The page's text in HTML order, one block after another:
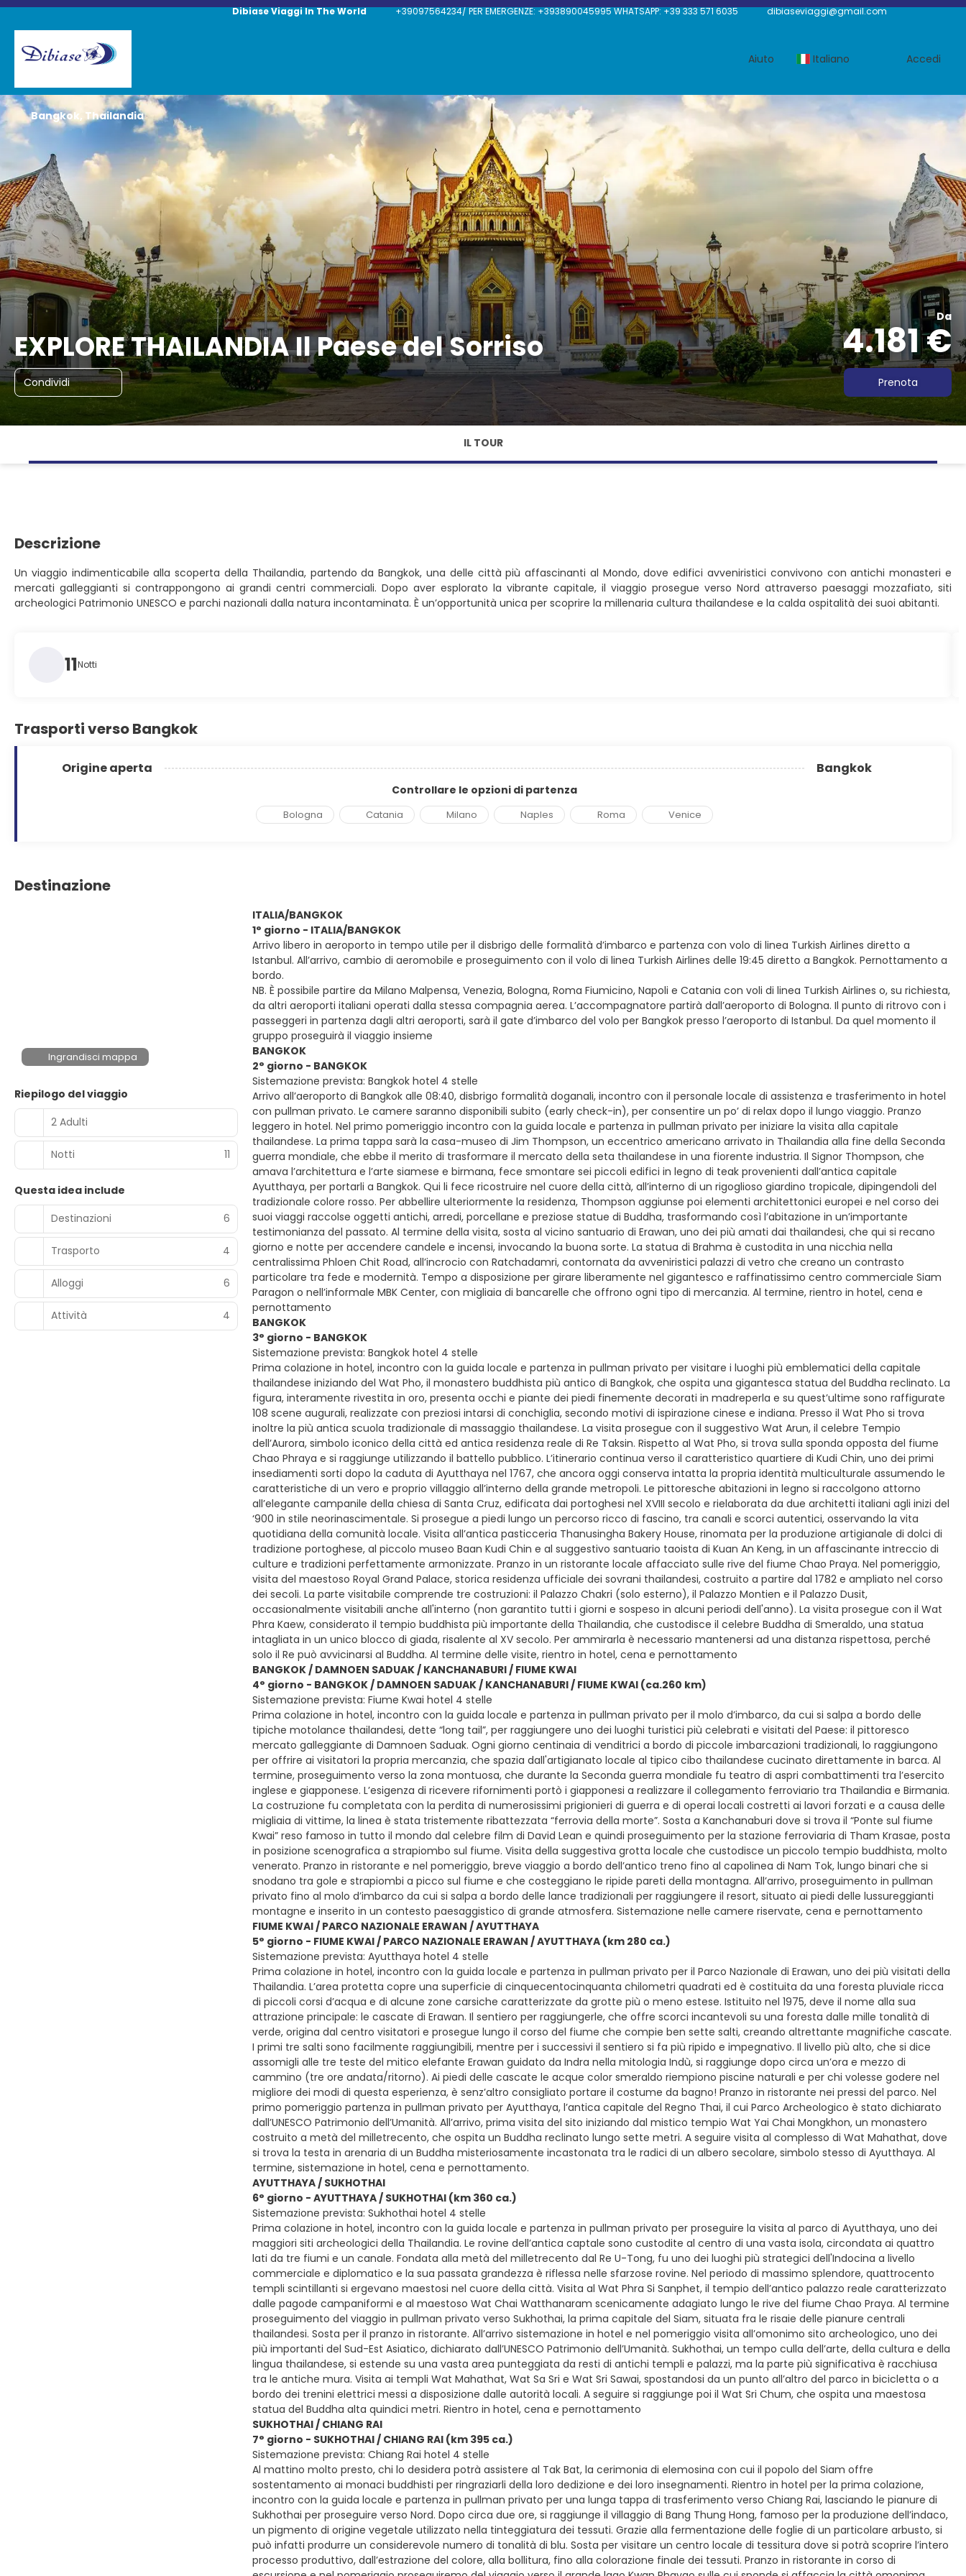
Dibiase Viaggi In The World +39097564234/ PER EMERGENZE: +393890045995 WHATSAPP: +39 333 571 6035 dibiaseviaggi@gmail.com
Aiuto Italiano Accedi
EXPLORE THAILANDIA Il Paese del Sorriso
Da
4.181 €
Condividi Prenota
Bangkok, Thailandia
IL TOUR
Descrizione
Un viaggio indimenticabile alla scoperta della Thailandia, partendo da Bangkok, una delle città più affascinanti al Mondo, dove edifici avveniristici convivono con antichi monasteri e
mercati galleggianti si contrappongono ai grandi centri commerciali. Dopo aver esplorato la vibrante capitale, il viaggio prosegue verso Nord attraverso paesaggi mozzafiato, siti
archeologici Patrimonio UNESCO e parchi nazionali dalla natura incontaminata. È un’opportunità unica per scoprire la millenaria cultura thailandese e la calda ospitalità dei suoi abitanti.
11Notti
Trasporti verso Bangkok
Origine aperta Bangkok
Controllare le opzioni di partenza
Bologna Catania Milano Naples Roma Venice
Destinazione
Ingrandisci mappa
Riepilogo del viaggio
2 Adulti
Notti 11
Questa idea include
Destinazioni
6
Trasporto 4
Alloggi 6
Attività 4
ITALIA/BANGKOK
1° giorno - ITALIA/BANGKOK
Arrivo libero in aeroporto in tempo utile per il disbrigo delle formalità d’imbarco e partenza con volo di linea Turkish Airlines diretto a
Istanbul. All’arrivo, cambio di aeromobile e proseguimento con il volo di linea Turkish Airlines delle 19:45 diretto a Bangkok. Pernottamento a
bordo.
NB. È possibile partire da Milano Malpensa, Venezia, Bologna, Roma Fiumicino, Napoli e Catania con voli di linea Turkish Airlines o, su richiesta,
da altri aeroporti italiani operati dalla stessa compagnia aerea. L’accompagnatore partirà dall’aeroporto di Bologna. Il punto di ritrovo con i
passeggeri in partenza dagli altri aeroporti, sarà il gate d’imbarco del volo per Bangkok presso l’aeroporto di Istanbul. Da quel momento il
gruppo proseguirà il viaggio insieme
BANGKOK
2° giorno - BANGKOK
Sistemazione prevista: Bangkok hotel 4 stelle
Arrivo all’aeroporto di Bangkok alle 08:40, disbrigo formalità doganali, incontro con il personale locale di assistenza e trasferimento in hotel
con pullman privato. Le camere saranno disponibili subito (early check-in), per consentire un po’ di relax dopo il lungo viaggio. Pranzo
leggero in hotel. Nel primo pomeriggio incontro con la guida locale e partenza in pullman privato per iniziare la visita alla capitale
thailandese. La prima tappa sarà la casa-museo di Jim Thompson, un eccentrico americano arrivato in Thailandia alla fine della Seconda
guerra mondiale, che ebbe il merito di trasformare il mercato della seta thailandese in una fiorente industria. Il Signor Thompson, che
amava l’architettura e l’arte siamese e birmana, fece smontare sei piccoli edifici in legno di teak provenienti dall’antica capitale
Ayutthaya, per portarli a Bangkok. Qui li fece ricostruire nel cuore della città, all’interno di un rigoglioso giardino tropicale, dipingendoli del
tradizionale colore rosso. Per abbellire ulteriormente la residenza, Thompson aggiunse poi elementi architettonici europei e nel corso dei
suoi viaggi raccolse oggetti antichi, arredi, porcellane e preziose statue di Buddha, trasformando così l’abitazione in un’importante
testimonianza del passato. Al termine della visita, sosta al vicino santuario di Erawan, uno dei più amati dai thailandesi, che qui si recano
giorno e notte per accendere candele e incensi, invocando la buona sorte. La statua di Brahma è custodita in una nicchia nella
centralissima Phloen Chit Road, all’incrocio con Ratchadamri, contornata da avveniristici palazzi di vetro che creano un contrasto
particolare tra fede e modernità. Tempo a disposizione per girare liberamente nel gigantesco e raffinatissimo centro commerciale Siam
Paragon o nell’informale MBK Center, con migliaia di bancarelle che offrono ogni tipo di mercanzia. Al termine, rientro in hotel, cena e
pernottamento
BANGKOK
3° giorno - BANGKOK
Sistemazione prevista: Bangkok hotel 4 stelle
Prima colazione in hotel, incontro con la guida locale e partenza in pullman privato per visitare i luoghi più emblematici della capitale
thailandese iniziando del Wat Pho, il monastero buddhista più antico di Bangkok, che ospita una gigantesca statua del Buddha reclinato. La
figura, interamente rivestita in oro, presenta occhi e piante dei piedi finemente decorati in madreperla e su quest’ultime sono raffigurate
108 scene augurali, realizzate con preziosi intarsi di conchiglia, secondo motivi di ispirazione cinese e indiana. Presso il Wat Pho si trova
inoltre la più antica scuola tradizionale di massaggio thailandese. La visita prosegue con il suggestivo Wat Arun, il celebre Tempio
dell’Aurora, simbolo iconico della città ed antica residenza reale di Re Taksin. Rispetto al Wat Pho, si trova sulla sponda opposta del fiume
Chao Phraya e si raggiunge utilizzando il battello pubblico. L’itinerario continua verso il caratteristico quartiere di Kudi Chin, uno dei primi
insediamenti sorti dopo la caduta di Ayutthaya nel 1767, che ancora oggi conserva intatta la propria identità multiculturale assumendo le
caratteristiche di un vero e proprio villaggio all’interno della grande metropoli. Le pittoresche abitazioni in legno si raccolgono attorno
all’elegante campanile della chiesa di Santa Cruz, edificata dai portoghesi nel XVIII secolo e rielaborata da due architetti italiani agli inizi del
‘900 in stile neorinascimentale. Si prosegue a piedi lungo un percorso ricco di fascino, tra canali e scorci autentici, osservando la vita
quotidiana della comunità locale. Visita all’antica pasticceria Thanusingha Bakery House, rinomata per la produzione artigianale di dolci di
tradizione portoghese, al piccolo museo Baan Kudi Chin e al suggestivo santuario taoista di Kuan An Keng, in un affascinante intreccio di
culture e tradizioni perfettamente armonizzate. Pranzo in un ristorante locale affacciato sulle rive del fiume Chao Praya. Nel pomeriggio,
visita del maestoso Royal Grand Palace, storica residenza ufficiale dei sovrani thailandesi, costruito a partire dal 1782 e ampliato nel corso
dei secoli. La parte visitabile comprende tre costruzioni: il Palazzo Chakri (solo esterno), il Palazzo Montien e il Palazzo Dusit,
occasionalmente visitabili anche all'interno (non garantito tutti i giorni e sospeso in alcuni periodi dell'anno). La visita prosegue con il Wat
Phra Kaew, considerato il tempio buddhista più importante della Thailandia, che custodisce il celebre Buddha di Smeraldo, una statua
intagliata in un unico blocco di giada, risalente al XV secolo. Per ammirarla è necessario mantenersi ad una distanza rispettosa, perché
solo il Re può avvicinarsi al Buddha. Al termine delle visite, rientro in hotel, cena e pernottamento
BANGKOK / DAMNOEN SADUAK / KANCHANABURI / FIUME KWAI
4° giorno - BANGKOK / DAMNOEN SADUAK / KANCHANABURI / FIUME KWAI (ca.260 km)
Sistemazione prevista: Fiume Kwai hotel 4 stelle
Prima colazione in hotel, incontro con la guida locale e partenza in pullman privato per il molo d’imbarco, da cui si salpa a bordo delle
tipiche motolance thailandesi, dette “long tail”, per raggiungere uno dei luoghi turistici più celebrati e visitati del Paese: il pittoresco
mercato galleggiante di Damnoen Saduak. Ogni giorno centinaia di venditrici a bordo di piccole imbarcazioni tradizionali, lo raggiungono
per offrire ai visitatori la propria mercanzia, che spazia dall'artigianato locale al tipico cibo thailandese cucinato direttamente in barca. Al
termine, proseguimento verso la zona montuosa, che durante la Seconda guerra mondiale fu teatro di aspri combattimenti tra l’esercito
inglese e giapponese. L’esigenza di ricevere rifornimenti portò i giapponesi a realizzare il collegamento ferroviario tra Thailandia e Birmania.
La costruzione fu completata con la perdita di numerosissimi prigionieri di guerra e di operai locali costretti ai lavori forzati e a causa delle
migliaia di vittime, la linea è stata tristemente ribattezzata “ferrovia della morte”. Sosta a Kanchanaburi dove si trova il “Ponte sul fiume
Kwai” reso famoso in tutto il mondo dal celebre film di David Lean e quindi proseguimento per la stazione ferroviaria di Tham Krasae, posta
in posizione scenografica a strapiombo sul fiume. Visita della suggestiva grotta locale che custodisce un piccolo tempio buddhista, molto
venerato. Pranzo in ristorante e nel pomeriggio, breve viaggio a bordo dell’antico treno fino al capolinea di Nam Tok, lungo binari che si
snodano tra gole e strapiombi a picco sul fiume e che costeggiano le ripide pareti della montagna. All’arrivo, proseguimento in pullman
privato fino al molo d’imbarco da cui si salpa a bordo delle lance tradizionali per raggiungere il resort, situato ai piedi delle lussureggianti
montagne e inserito in un contesto paesaggistico di grande atmosfera. Sistemazione nelle camere riservate, cena e pernottamento
FIUME KWAI / PARCO NAZIONALE ERAWAN / AYUTTHAYA
5° giorno - FIUME KWAI / PARCO NAZIONALE ERAWAN / AYUTTHAYA (km 280 ca.)
Sistemazione prevista: Ayutthaya hotel 4 stelle
Prima colazione in hotel, incontro con la guida locale e partenza in pullman privato per il Parco Nazionale di Erawan, uno dei più visitati della
Thailandia. L’area protetta copre una superficie di cinquecentocinquanta chilometri quadrati ed è costituita da una foresta pluviale ricca
di piccoli corsi d’acqua e di alcune zone carsiche caratterizzate da grotte più o meno estese. Istituito nel 1975, deve il nome alla sua
attrazione principale: le cascate di Erawan. Il sentiero per raggiungerle, che offre scorci incantevoli su una foresta dalle mille tonalità di
verde, origina dal centro visitatori e prosegue lungo il corso del fiume che compie ben sette salti, creando altrettante magnifiche cascate.
I primi tre salti sono facilmente raggiungibili, mentre per i successivi il sentiero si fa più ripido e impegnativo. Il livello più alto, che si dice
assomigli alle tre teste del mitico elefante Erawan guidato da Indra nella mitologia Indù, si raggiunge dopo circa un’ora e mezzo di
cammino (tre ore andata/ritorno). Ai piedi delle cascate le acque color smeraldo riempiono piscine naturali e per chi volesse godere nel
migliore dei modi di questa esperienza, è senz’altro consigliato portare il costume da bagno! Pranzo in ristorante nei pressi del parco. Nel
primo pomeriggio partenza in pullman privato per Ayutthaya, l’antica capitale del Regno Thai, il cui Parco Archeologico è stato dichiarato
dall’UNESCO Patrimonio dell’Umanità. All’arrivo, prima visita del sito iniziando dal mistico tempio Wat Yai Chai Mongkhon, un monastero
costruito a metà del milletrecento, che ospita un Buddha reclinato lungo sette metri. A seguire visita al complesso di Wat Mahathat, dove
si trova la testa in arenaria di un Buddha misteriosamente incastonata tra le radici di un albero secolare, simbolo stesso di Ayutthaya. Al
termine, sistemazione in hotel, cena e pernottamento.
AYUTTHAYA / SUKHOTHAI
6° giorno - AYUTTHAYA / SUKHOTHAI (km 360 ca.)
Sistemazione prevista: Sukhothai hotel 4 stelle
Prima colazione in hotel, incontro con la guida locale e partenza in pullman privato per proseguire la visita al parco di Ayutthaya, uno dei
maggiori siti archeologici della Thailandia. Le rovine dell’antica captale sono custodite al centro di una vasta isola, circondata ai quattro
lati da tre fiumi e un canale. Fondata alla metà del milletrecento dal Re U-Tong, fu uno dei luoghi più strategici dell'Indocina a livello
commerciale e diplomatico e la sua passata grandezza è riflessa nelle sfarzose rovine. Nel periodo di massimo splendore, quattrocento
templi scintillanti si ergevano maestosi nel cuore della città. Visita al Wat Phra Si Sanphet, il tempio dell’antico palazzo reale caratterizzato
dalle pagode campaniformi e al maestoso Wat Chai Watthanaram scenicamente adagiato lungo le rive del fiume Chao Praya. Al termine
proseguimento del viaggio in pullman privato verso Sukhothai, la prima capitale del Siam, situata fra le risaie delle pianure centrali
thailandesi. Sosta per il pranzo in ristorante. All’arrivo sistemazione in hotel e nel pomeriggio visita all’omonimo sito archeologico, uno dei
più importanti del Sud-Est Asiatico, dichiarato dall’UNESCO Patrimonio dell’Umanità. Sukhothai, un tempo culla dell’arte, della cultura e della
lingua thailandese, si estende su una vasta area punteggiata da resti di antichi templi e palazzi, ma la parte più significativa è racchiusa
tra le antiche mura. Visita ai templi Wat Mahathat, Wat Sa Sri e Wat Sri Sawai, spostandosi da un punto all’altro del parco in bicicletta o a
bordo dei trenini elettrici messi a disposizione dalle autorità locali. A seguire si raggiunge poi il Wat Sri Chum, che ospita una maestosa
statua del Buddha alta quindici metri. Rientro in hotel, cena e pernottamento
SUKHOTHAI / CHIANG RAI
7° giorno - SUKHOTHAI / CHIANG RAI (km 395 ca.)
Sistemazione prevista: Chiang Rai hotel 4 stelle
Al mattino molto presto, chi lo desidera potrà assistere al Tak Bat, la cerimonia di elemosina con cui il popolo del Siam offre
sostentamento ai monaci buddhisti per ringraziarli della loro dedizione e dei loro insegnamenti. Rientro in hotel per la prima colazione,
incontro con la guida locale e partenza in pullman privato per una lunga tappa di trasferimento verso Chiang Rai, lasciando le pianure di
Sukhothai per proseguire verso Nord. Dopo circa due ore, si raggiunge il villaggio di Bang Thung Hong, famoso per la produzione dell’indaco,
un pigmento di origine vegetale utilizzato nella tinteggiatura dei tessuti. Grazie alla fermentazione delle foglie di un particolare arbusto, si
può infatti produrre un considerevole numero di tonalità di blu. Sosta per visitare un centro locale di tessitura dove si potrà scoprire l’intero
processo produttivo, dall’estrazione del colore, alla bollitura, fino alla colorazione finale dei tessuti. Pranzo in ristorante in corso di